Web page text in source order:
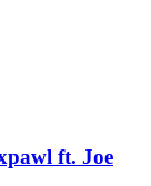
ft. Joe